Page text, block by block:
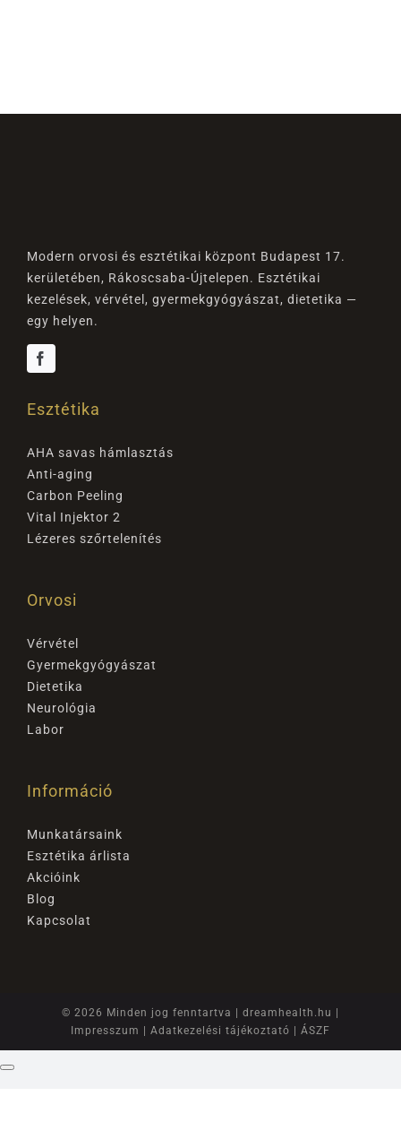
Modern orvosi és esztétikai központ Budapest 17.
kerületében, Rákoscsaba-Újtelepen. Esztétikai
kezelések, vérvétel, gyermekgyógyászat, dietetika —
egy helyen.
Esztétika
AHA savas hámlasztás
Anti-aging
Carbon Peeling
Vital Injektor 2
Lézeres szőrtelenítés
Orvosi
Vérvétel
Gyermekgyógyászat
Dietetika
Neurológia
Labor
Információ
Munkatársaink
Esztétika árlista
Akcióink
Blog
Kapcsolat
© 2026 Minden jog fenntartva | dreamhealth.hu
Impresszum
Adatkezelési tájékoztató ÁSZF